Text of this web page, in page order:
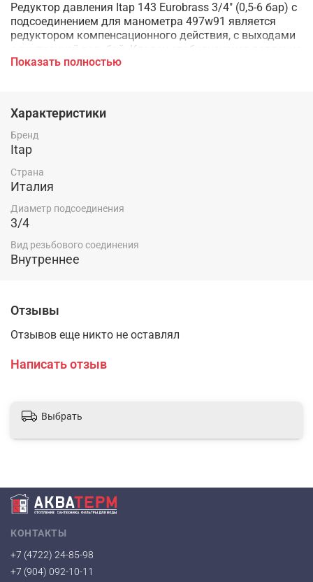
Редуктор давления Itap 143 Eurobrass 3/4" (0,5-6 бар) с
подсоединением для манометра 497w91 является
редуктором компенсационного действия, с выходами
с внутренней резьбой. Клапан стабилизирует давление
на входе и на выходе и применяется, когда давление в
вручную) нужный уровень давления на выходе,
который будет поддерживаться вне зависимости от
входного значения.
Показать полностью
Характеристики
Бренд
Itap
Страна
Италия
Диаметр подсоединения
3/4
Вид резьбового соединения
Внутреннее
Отзывы
Отзывов еще никто не оставлял
Написать отзыв
Выбрать
КОНТАКТЫ
+7 (4722) 24-85-98
+7 (904) 092-10-11